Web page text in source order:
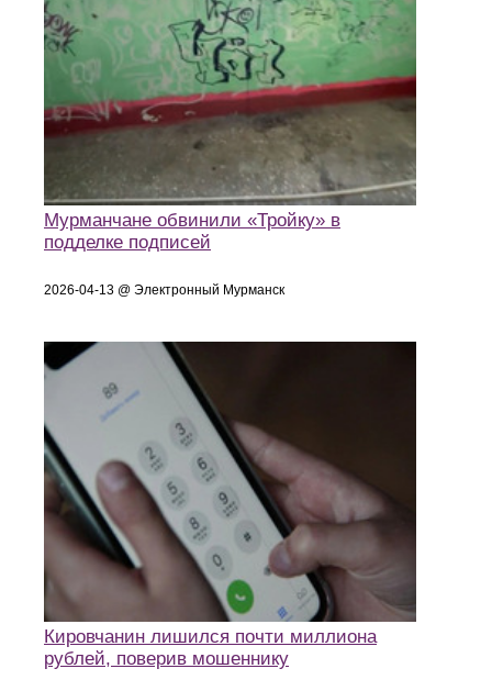
Мурманчане обвинили «Тройку» в
подделке подписей
2026-04-13 @ Электронный Мурманск
Кировчанин лишился почти миллиона
рублей, поверив мошеннику